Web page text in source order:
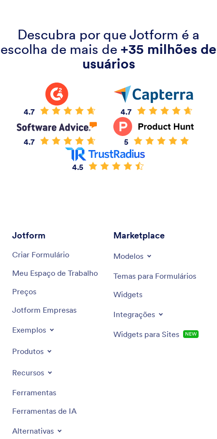
Descubra por que Jotform é a
escolha de mais de+35 milhões de
usuários
4.7 4.7
4.7 5
4.5
Jotform
Criar Formulário
Meu Espaço de Trabalho
Preços
Jotform Empresas
Exemplos
Produtos
Recursos
Ferramentas
Ferramentas de IA
Alternativas
Marketplace
Modelos
Temas para Formulários
Widgets
Integrações
Widgets para Sites NEW